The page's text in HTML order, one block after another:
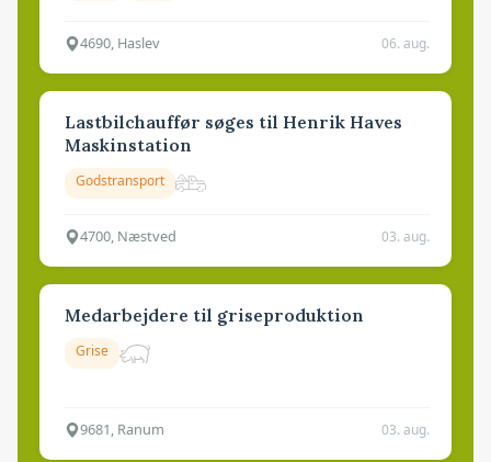
4690, Haslev 06. aug.
Lastbilchauffør søges til Henrik Haves
Maskinstation
Godstransport
4700, Næstved 03. aug.
Medarbejdere til griseproduktion
Grise
9681, Ranum 03. aug.